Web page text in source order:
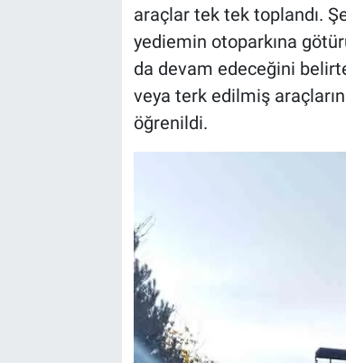
araçlar tek tek toplandı.
yediemin otoparkına
da devam edeceğini
veya terk edilmiş
öğrenildi.